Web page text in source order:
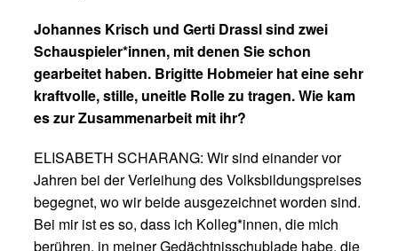
Johannes Krisch und Gerti Drassl sind zwei
Schauspieler*innen, mit denen Sie schon
gearbeitet haben. Brigitte Hobmeier hat eine sehr
kraftvolle, stille, uneitle Rolle zu tragen. Wie kam
es zur Zusammenarbeit mit ihr?
ELISABETH SCHARANG: Wir sind einander vor
Jahren bei der Verleihung des Volksbildungspreises
begegnet, wo wir beide ausgezeichnet worden sind.
Bei mir ist es so, dass ich Kolleg*innen, die mich
berühren, in meiner Gedächtnisschublade habe, die